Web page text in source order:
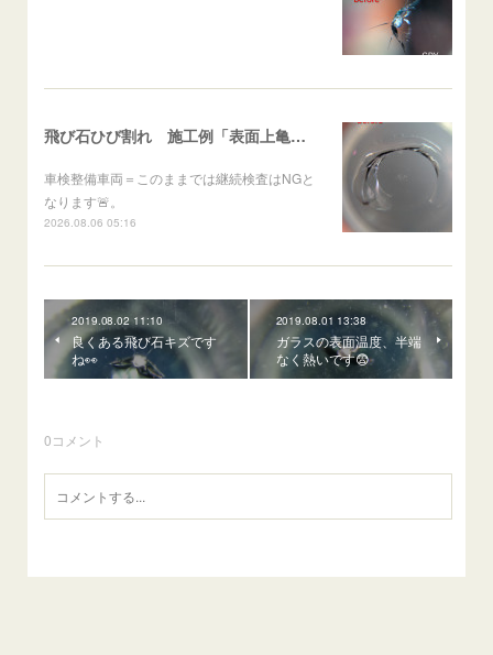
飛び石ひび割れ 施工例「表面上亀裂・ダメージクラック」ステラ
車検整備車両＝このままでは継続検査はNGと
なります🚨。
2026.08.06 05:16
2019.08.02 11:10
良くある飛び石キズです
ね👀
2019.08.01 13:38
ガラスの表面温度、半端
なく熱いです😨
0コメント